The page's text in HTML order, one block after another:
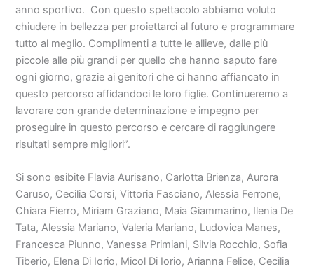
anno sportivo. Con questo spettacolo abbiamo voluto
chiudere in bellezza per proiettarci al futuro e programmare
tutto al meglio. Complimenti a tutte le allieve, dalle più
piccole alle più grandi per quello che hanno saputo fare
ogni giorno, grazie ai genitori che ci hanno affiancato in
questo percorso affidandoci le loro figlie. Continueremo a
lavorare con grande determinazione e impegno per
proseguire in questo percorso e cercare di raggiungere
risultati sempre migliori”.
Si sono esibite Flavia Aurisano, Carlotta Brienza, Aurora
Caruso, Cecilia Corsi, Vittoria Fasciano, Alessia Ferrone,
Chiara Fierro, Miriam Graziano, Maia Giammarino, Ilenia De
Tata, Alessia Mariano, Valeria Mariano, Ludovica Manes,
Francesca Piunno, Vanessa Primiani, Silvia Rocchio, Sofia
Tiberio, Elena Di Iorio, Micol Di Iorio, Arianna Felice, Cecilia